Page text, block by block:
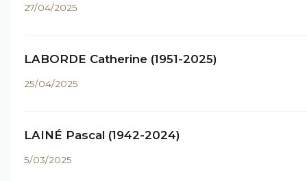
27/04/2025
LABORDE Catherine (1951-2025)
25/04/2025
LAINÉ Pascal (1942-2024)
5/03/2025